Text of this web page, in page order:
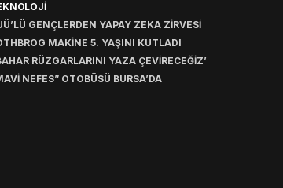
GENÇLERDEN YAPAY ZEKA ZİRVESİ
MAKİNE 5. YAŞINI KUTLADI
RÜZGARLARINI YAZA ÇEVİRECEĞİZ’
NEFES” OTOBÜSÜ BURSA’DA